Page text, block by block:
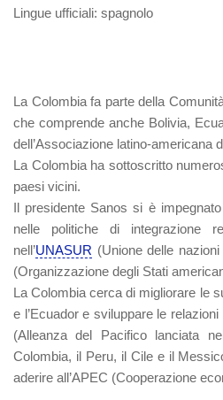
Lingue ufficiali: spagnolo
La Colombia fa parte della
che comprende anche Bolivia,
dell’Associazione latino-americana
La Colombia ha sottoscritto
paesi vicini.
Il presidente Sanos si è
nelle politiche di integrazione
nell’UNASUR (Unione delle
(Organizzazione degli Stati
La Colombia cerca di migliorare le
e l’Ecuador e sviluppare le
(Alleanza del Pacifico lanciata
Colombia, il Peru, il Cile e il
aderire all’APEC (Cooperazione